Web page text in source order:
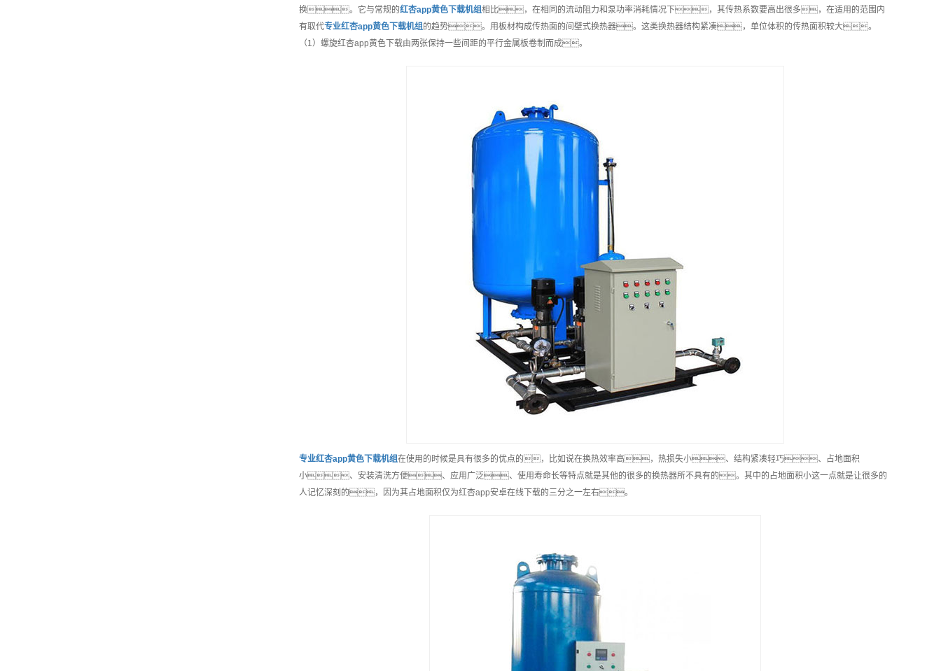
换。它与常规的红杏app黄色下载机组相比，在相同的流动阻力和泵功率消耗情况下，其传热系数要高出很多，在适用的范围内
有取代专业红杏app黄色下载机组的趋势。用板材构成传热面的间壁式换热器。这类换热器结构紧凑，单位体积的传热面积较大。
（1）螺旋红杏app黄色下载由两张保持一些间距的平行金属板卷制而成。
专业红杏app黄色下载机组在使用的时候是具有很多的优点的，比如说在换热效率高，热损失小、结构紧凑轻巧、占地面积
小、安装清洗方便、应用广泛、使用寿命长等特点就是其他的很多的换热器所不具有的。其中的占地面积小这一点就是让很多的
人记忆深刻的，因为其占地面积仅为红杏app安卓在线下载的三分之一左右。